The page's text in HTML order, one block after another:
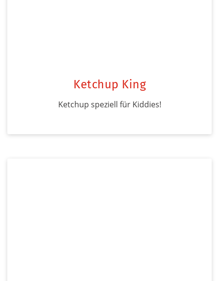
Ketchup King
Ketchup speziell für Kiddies!